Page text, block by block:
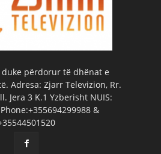
përdorur të dhënat e
Adresa: Zjarr Televizion, Rr.
Jera 3 K.1 Yzberisht NUIS:
&